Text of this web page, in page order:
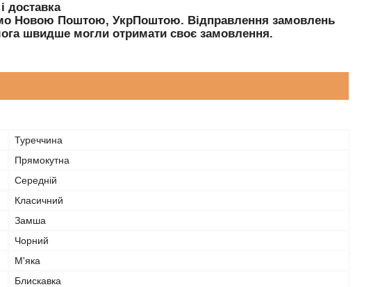
доставка
Новою Поштою, УкрПоштою. Відправлення замовлень
швидше могли отримати своє замовлення.
Туреччина
Прямокутна
Середній
Класичний
Замша
Чорний
М'яка
Блискавка